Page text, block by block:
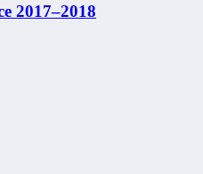
2017–2018